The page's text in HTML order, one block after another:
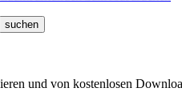
und von kostenlosen